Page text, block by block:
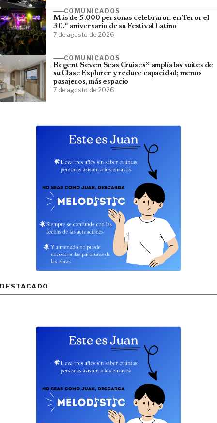
COMUNICADOS
Más de 5.000 personas celebraron en Teror el
30.º aniversario de su Festival Latino
7 de agosto de 2026
COMUNICADOS
Regent Seven Seas Cruises® amplía las suites de
su Clase Explorer y reduce capacidad; menos
pasajeros, más espacio
7 de agosto de 2026
DESTACADO